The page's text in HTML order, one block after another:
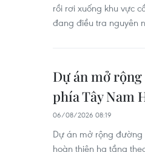
rồi rơi xuống khu vực
đang điều tra nguyên
Dự án mở
phía Tây Nam
06/08/2026 08:19
Dự án mở rộng
hoàn thiện hạ tầng